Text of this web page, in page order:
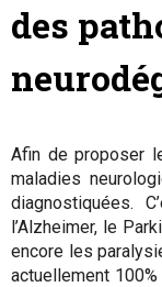
des
Afin de proposer
maladies
diagnostiquées.
l’Alzheimer, le
encore les
actuellement